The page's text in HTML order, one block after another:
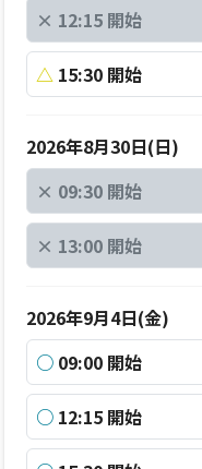
× 12:15 開始
△ 15:30 開始
2026年8月30日(日)
× 09:30 開始
× 13:00 開始
2026年9月4日(金)
○ 09:00 開始
○ 12:15 開始